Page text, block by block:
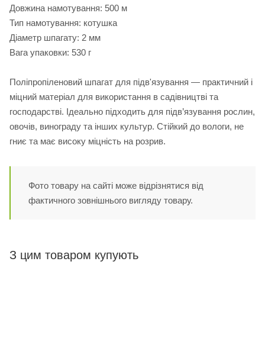
Довжина намотування: 500 м
Тип намотування: котушка
Діаметр шпагату: 2 мм
Вага упаковки: 530 г
Поліпропіленовий шпагат для підв'язування — практичний і
міцний матеріал для використання в садівництві та
господарстві. Ідеально підходить для підв’язування рослин,
овочів, винограду та інших культур. Стійкий до вологи, не
гниє та має високу міцність на розрив.
Фото товару на сайті може відрізнятися від
фактичного зовнішнього вигляду товару.
З цим товаром купують